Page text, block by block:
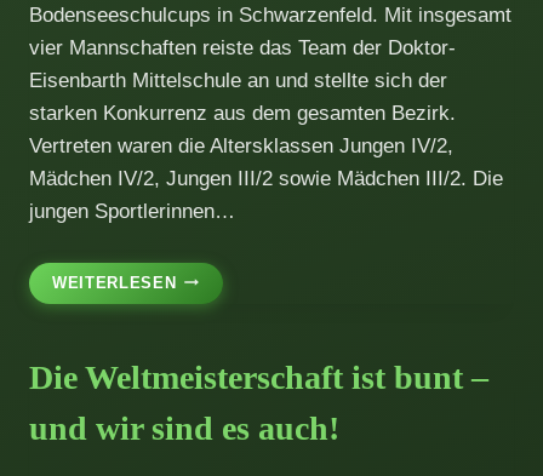
Bodenseeschulcups in Schwarzenfeld. Mit insgesamt
vier Mannschaften reiste das Team der Doktor-
Eisenbarth Mittelschule an und stellte sich der
starken Konkurrenz aus dem gesamten Bezirk.
Vertreten waren die Altersklassen Jungen IV/2,
Mädchen IV/2, Jungen III/2 sowie Mädchen III/2. Die
jungen Sportlerinnen…
WEITERLESENBEZIRKSMEISTERTITEL
FÜR
MANNSCHAFTEN
BODENSEESCHULCUP
Die Weltmeisterschaft ist bunt –
und wir sind es auch!